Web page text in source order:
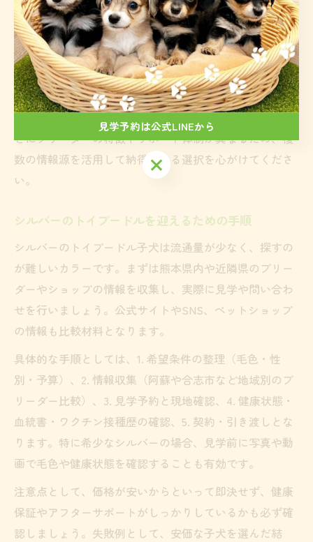
どから判断できます。見学時には子犬の様子や親犬の健
康状態、ワクチン接種歴や健康保証の有無を必ず確認し
ましょう。これらの確認を怠ると、後々健康面や性格面
でトラブルになるリスクがあります。
また、契約内容やアフターサポートの有無も大切な比較
ポイントです。熊本県内でも阿蘇や合志市など、地域ご
とにブリーダーの特徴やサポート体制が異なるため、複
数の情報源を活用して納得できる選択を心がけてくださ
い。
シルバーのトイプードルを迎えるための手順
シルバーのトイプードル子犬は流通量が少なく、探すの
が難しいカラーです。まずは熊本県内や近隣県のブリー
ダーやショップの情報を収集し、実際に見学や問い合わ
せを行いましょう。公式サイトやSNS、ペットショップ
の情報も比較材料となります。
具体的な手順としては、1. 希望条件の整理（毛色・性
別・予算）、2. 情報収集（阿蘇や合志市など地域別のブ
リーダー比較）、3. 見学予約と現地確認、4. 健康状態・
血統書・ワクチン接種歴の確認、5. 契約・引き渡しとな
ります。特に希少なシルバーの場合、見学前に写真や動
画で毛色や健康状態を確認することも有効です。
注意点として、価格が安いからといって即決せず、健康
保証やアフターサポートがしっかりしているかも必ず確
認しましょう。失敗例として、安価な子犬を選んだ結
見学予約は公式LINEから
見学予約は公式LINEから